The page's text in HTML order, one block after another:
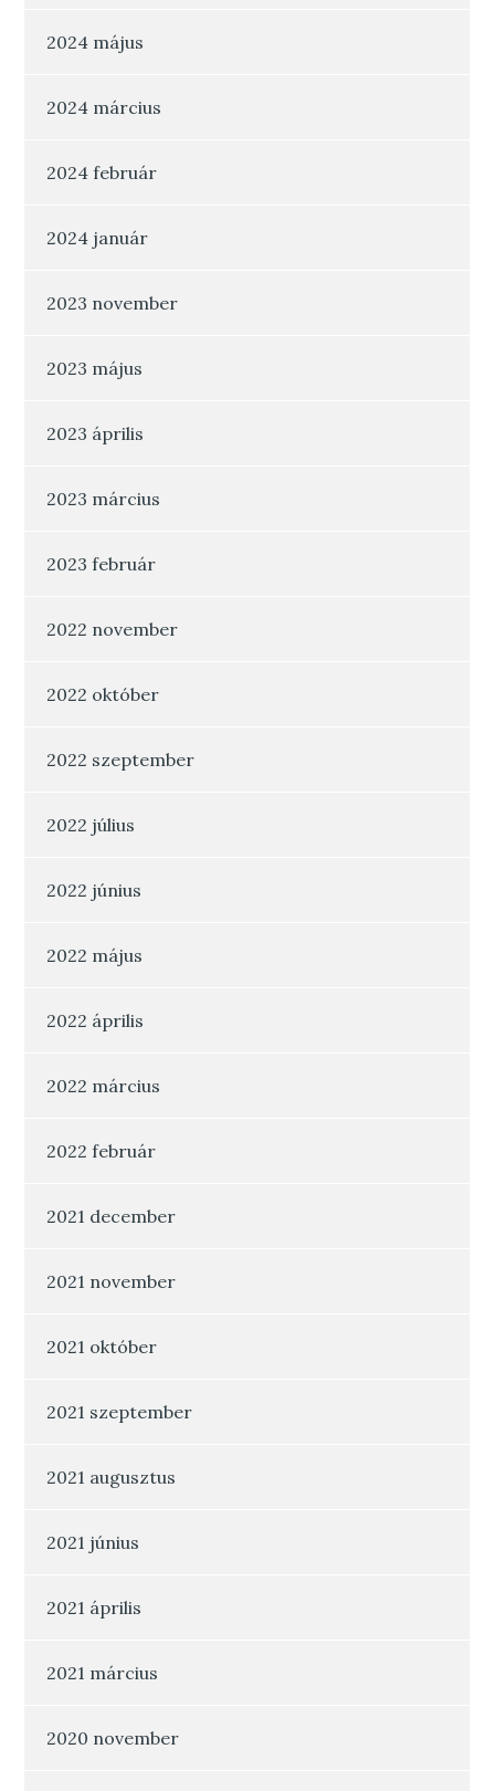
2024 május
2024 március
2024 február
2024 január
2023 november
2023 május
2023 április
2023 március
2023 február
2022 november
2022 október
2022 szeptember
2022 július
2022 június
2022 május
2022 április
2022 március
2022 február
2021 december
2021 november
2021 október
2021 szeptember
2021 augusztus
2021 június
2021 április
2021 március
2020 november